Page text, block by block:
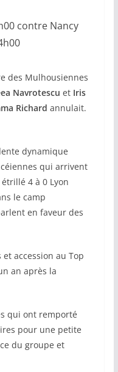
contre Nancy
des Mulhousiennes
Navrotescu etIris
Richard annulait.
dynamique
qui arrivent
4 à 0 Lyon
le camp
en faveur des
accession au Top
an après la
qui ont remporté
pour une petite
du groupe et